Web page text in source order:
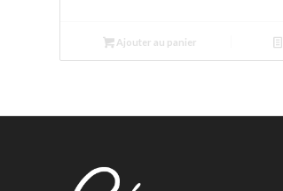
Ajouter au panier